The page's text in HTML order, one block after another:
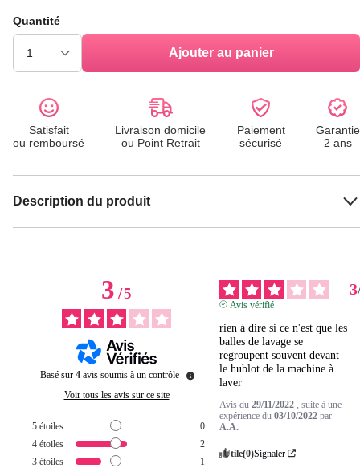
Quantité
Ajouter au panier
Satisfait
ou remboursé
Livraison domicile
ou Point Retrait
Paiement
sécurisé
Garantie
2 ans
Description du produit
3/5
Basé sur 4 avis soumis à un contrôle
Voir tous les avis sur ce site
5 étoiles
0
4 étoiles
2
3 étoiles
1
3
Avis vérifié
rien à dire si ce n'est que les
balles de lavage se
regroupent souvent devant
le hublot de la machine à
laver
Avis du29/11/2022
, suite à une
expérience du03/10/2022 par
A.A.
Utile(0)Signaler